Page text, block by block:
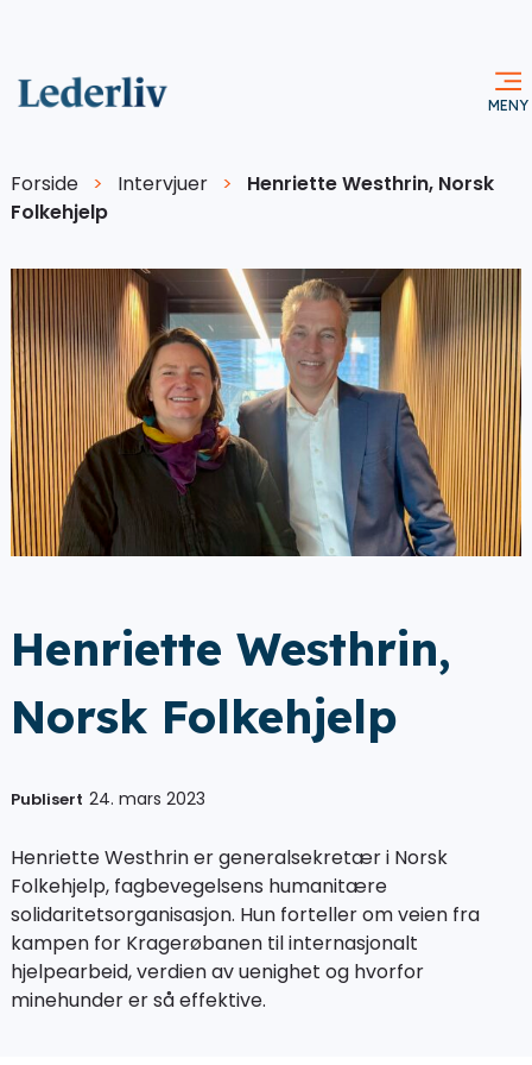
Forside > Intervjuer >
Henriette Westhrin, Norsk
Folkehjelp
Henriette Westhrin,
Norsk Folkehjelp
Publisert 24. mars 2023
Henriette Westhrin er generalsekretær i Norsk
Folkehjelp, fagbevegelsens humanitære
solidaritetsorganisasjon. Hun forteller om veien fra
kampen for Kragerøbanen til internasjonalt
hjelpearbeid, verdien av uenighet og hvorfor
minehunder er så effektive.